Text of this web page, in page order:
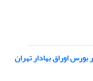
اوراق بهادار تهران